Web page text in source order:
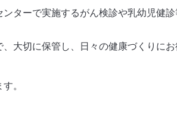
ターで実施するがん検診や乳幼児健
大切に保管し、日々の健康づくりにお
。